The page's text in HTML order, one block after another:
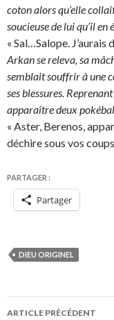
coton alors qu’elle
soucieuse de lui qu’il
« Sal…Salope. J’aurais
Arkan se releva, sa
semblait souffrir à une
ses blessures.
apparaître deux
« Aster, Berenos,
déchire sous vos
PARTAGER :
Partager
DIEU ORIGINEL
Navigation
ARTICLE PRÉCÉDENT